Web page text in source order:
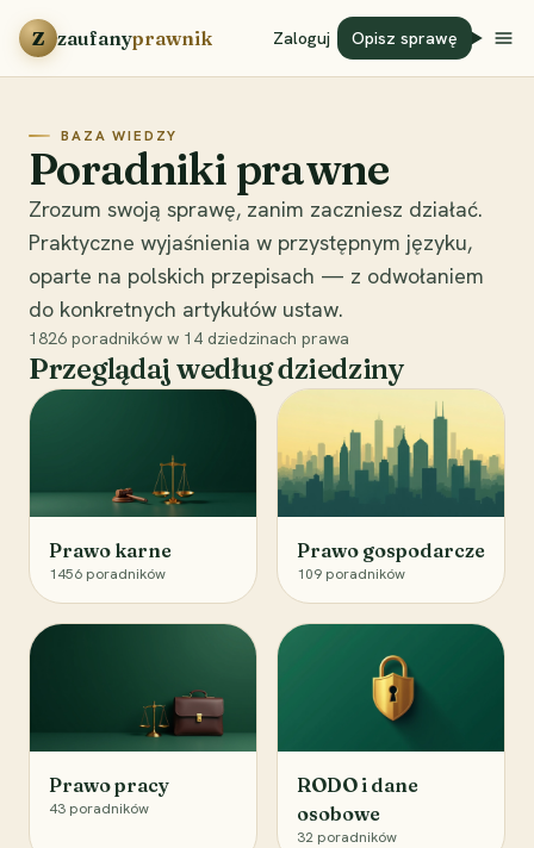
Przejdź do treści
Z zaufanyprawnik Zaloguj Opisz sprawę
BAZA WIEDZY
Poradniki prawne
Zrozum swoją sprawę, zanim zaczniesz działać.
Praktyczne wyjaśnienia w przystępnym języku,
oparte na polskich przepisach — z odwołaniem
do konkretnych artykułów ustaw.
1826 poradników w 14 dziedzinach prawa
Przeglądaj według dziedziny
Prawo karne
1456 poradników
Prawo gospodarcze
109 poradników
Prawo pracy
43 poradników
RODO i dane
osobowe
32 poradników